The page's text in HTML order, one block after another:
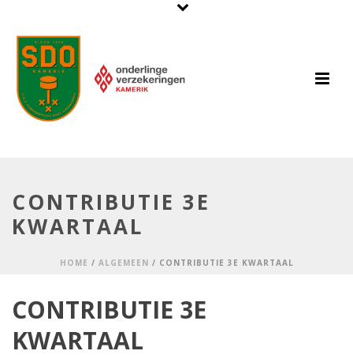
CONTRIBUTIE 3E
KWARTAAL
HOME / ALGEMEEN / CONTRIBUTIE 3E KWARTAAL
CONTRIBUTIE 3E
KWARTAAL